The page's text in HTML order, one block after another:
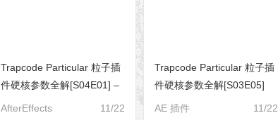
Trapcode Particular 粒子插
件硬核参数全解[S04E01] –
Environment（环境系统）
AfterEffects 11/22
Trapcode Particular 粒子插
件硬核参数全解[S03E05]
（第四季剧终） – Particle
AE 插件 11/22